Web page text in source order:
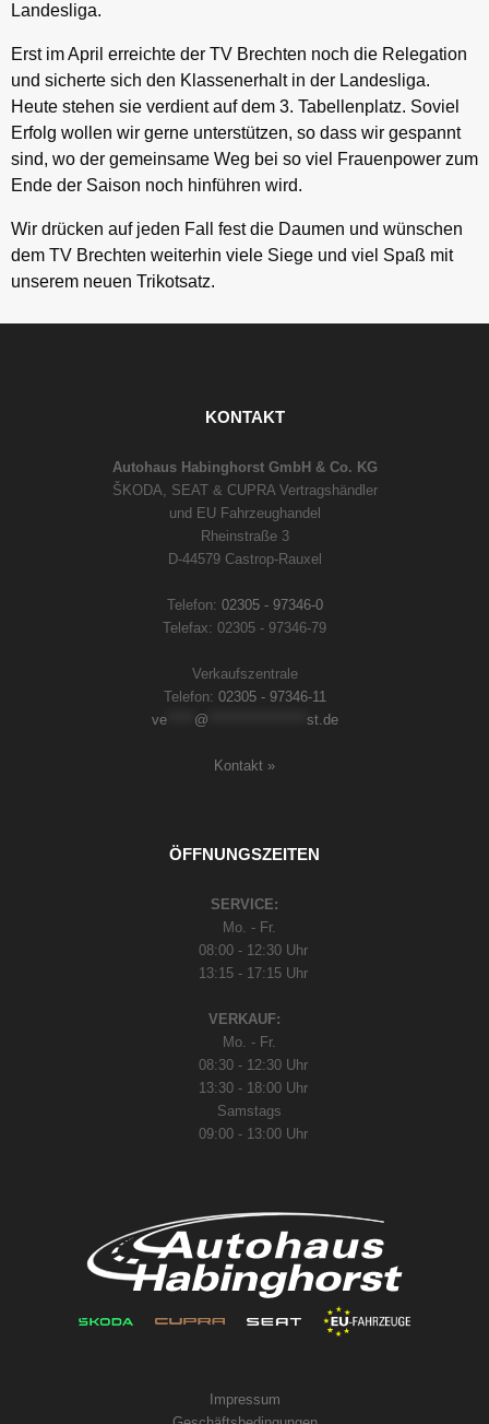
Landesliga.
Erst im April erreichte der TV Brechten noch die Relegation
und sicherte sich den Klassenerhalt in der Landesliga.
Heute stehen sie verdient auf dem 3. Tabellenplatz. Soviel
Erfolg wollen wir gerne unterstützen, so dass wir gespannt
sind, wo der gemeinsame Weg bei so viel Frauenpower zum
Ende der Saison noch hinführen wird.
Wir drücken auf jeden Fall fest die Daumen und wünschen
dem TV Brechten weiterhin viele Siege und viel Spaß mit
unserem neuen Trikotsatz.
KONTAKT
Autohaus Habinghorst GmbH & Co. KG
ŠKODA, SEAT & CUPRA Vertragshändler
und EU Fahrzeughandel
Rheinstraße 3
D-44579 Castrop-Rauxel
Telefon: 02305 - 97346-0
Telefax: 02305 - 97346-79
Verkaufszentrale
Telefon: 02305 - 97346-11
ve***** @ st.de
Kontakt »
ÖFFNUNGSZEITEN
SERVICE:
Mo. - Fr.
08:00 - 12:30 Uhr
13:15 - 17:15 Uhr
VERKAUF:
Mo. - Fr.
08:30 - 12:30 Uhr
13:30 - 18:00 Uhr
Samstags
09:00 - 13:00 Uhr
Impressum